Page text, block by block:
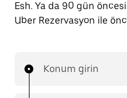
Esh. Ya da 90 gün
Uber Rezervasyon ile
Konum girin